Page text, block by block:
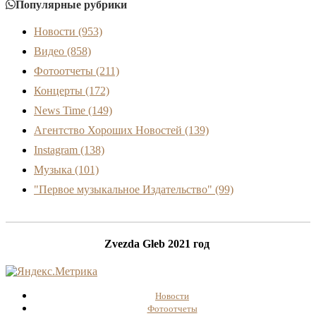
Популярные рубрики
Новости (953)
Видео (858)
Фотоотчеты (211)
Концерты (172)
News Time (149)
Агентство Хороших Новостей (139)
Instagram (138)
Музыка (101)
"Первое музыкальное Издательство" (99)
Zvezda Gleb 2021 год
Новости
Фотоотчеты